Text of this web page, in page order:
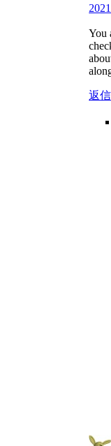
You
返信